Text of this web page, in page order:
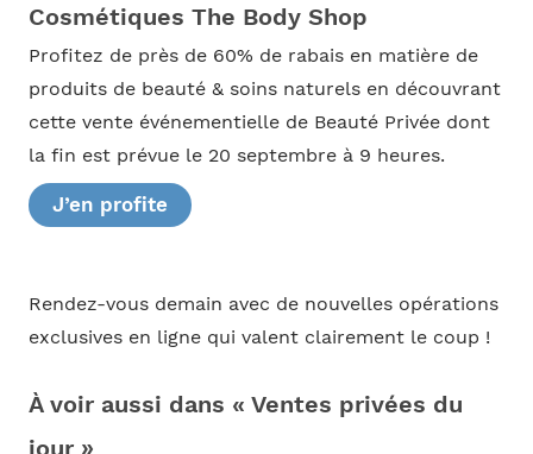
Cosmétiques The Body Shop
Profitez de près de 60% de rabais en matière de
produits de beauté & soins naturels en découvrant
cette vente événementielle de Beauté Privée dont
la fin est prévue le 20 septembre à 9 heures.
J’en profite
Rendez-vous demain avec de nouvelles opérations
exclusives en ligne qui valent clairement le coup !
À voir aussi dans « Ventes privées du